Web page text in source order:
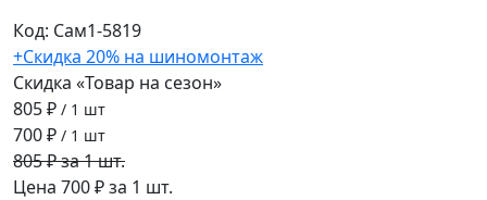
Код: Сам1-5819
+Скидка 20% на шиномонтаж
Скидка «Товар на сезон»
805 ₽ / 1 шт
700 ₽ / 1 шт
805 ₽ за 1 шт.
Цена 700 ₽ за 1 шт.